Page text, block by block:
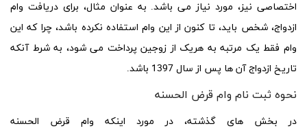
اختصاصی نیز، مورد نیاز می باشد. به عنوان مثال، برای دریافت وام
ازدواج، شخص باید، تا کنون از این وام استفاده نکرده باشد، چرا که این
وام فقط یک مرتبه به هریک از زوجین پرداخت می شود، به شرط آنکه
تاریخ ازدواج آن ها پس از سال 1397 باشد.
نحوه ثبت نام وام قرض الحسنه
در بخش های گذشته، در مورد اینکه وام قرض الحسنه